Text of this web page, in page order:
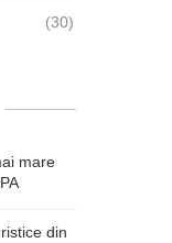
(30)
mare
din